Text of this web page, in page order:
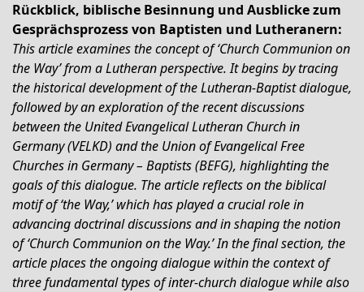
Rückblick, biblische Besinnung und Ausblicke zum
Gesprächsprozess von Baptisten und Lutheranern:
This article examines the concept of ‘Church Communion on
the Way’ from a Lutheran perspective. It begins by tracing
the historical development of the Lutheran-Baptist dialogue,
followed by an exploration of the recent discussions
between the United Evangelical Lutheran Church in
Germany (VELKD) and the Union of Evangelical Free
Churches in Germany – Baptists (BEFG), highlighting the
goals of this dialogue. The article reflects on the biblical
motif of ‘the Way,’ which has played a crucial role in
advancing doctrinal discussions and in shaping the notion
of ‘Church Communion on the Way.’ In the final section, the
article places the ongoing dialogue within the context of
three fundamental types of inter-church dialogue while also